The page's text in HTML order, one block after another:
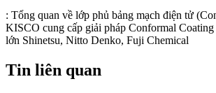
: Tổng quan về lớp phủ bảng mạch điện tử
KISCO cung cấp giải pháp Conformal
lớn Shinetsu, Nitto Denko, Fuji Chemical
Tin liên quan